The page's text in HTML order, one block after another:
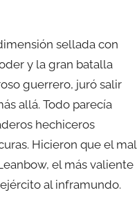
sellada con
y la gran batalla
guerrero, juró salir
allá. Todo parecía
hechiceros
Hicieron que el mal
el más valiente
al inframundo.